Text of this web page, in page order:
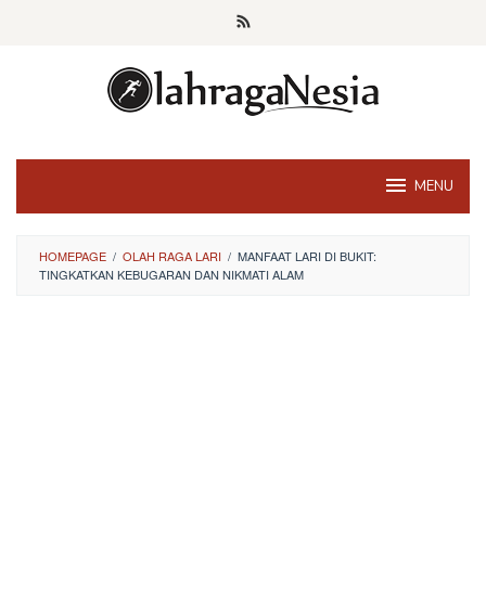
MENU
HOMEPAGE / OLAH RAGA LARI / MANFAAT LARI DI BUKIT:
TINGKATKAN KEBUGARAN DAN NIKMATI ALAM